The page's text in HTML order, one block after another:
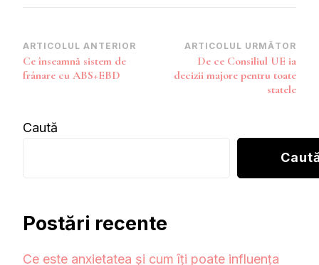
Navigare
în
ARTICOLUL ANTERIOR
Ce înseamnă sistem de
frânare cu ABS+EBD
ARTICOLUL URMĂTOR
De ce Consiliul UE ia
decizii majore pentru toate
statele
Caută
Postări recente
Ce este anxietatea și cum îți poate influența